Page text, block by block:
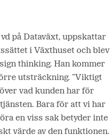
på Dataväxt, uppskattar
i Växthuset och blev
thinking. Han kommer
utsträckning. ”Viktigt
vad kunden har för
Bara för att vi har
en viss sak betyder inte
värde av den funktionen.